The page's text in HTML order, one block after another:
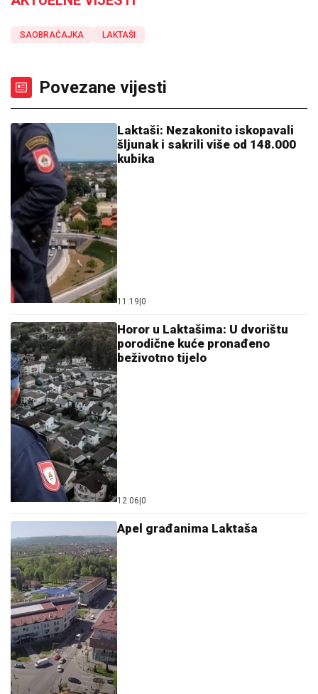
SAOBRAĆAJKA LAKTAŠI
Povezane vijesti
Laktaši: Nezakonito iskopavali
šljunak i sakrili više od 148.000
kubika
11:19 0
Horor u Laktašima: U dvorištu
porodične kuće pronađeno
beživotno tijelo
12:06 0
Apel građanima Laktaša